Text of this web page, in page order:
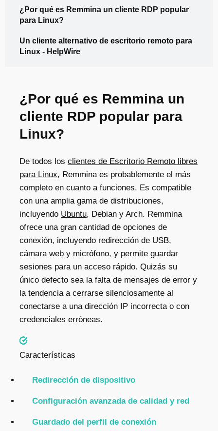
¿Por qué es Remmina un cliente RDP popular
para Linux?
Un cliente alternativo de escritorio remoto para
Linux - HelpWire
¿Por qué es Remmina un
cliente RDP popular para
Linux?
De todos los clientes de Escritorio Remoto libres
para Linux, Remmina es probablemente el más
completo en cuanto a funciones. Es compatible
con una amplia gama de distribuciones,
incluyendo Ubuntu, Debian y Arch. Remmina
ofrece una gran cantidad de opciones de
conexión, incluyendo redirección de USB,
cámara web y micrófono, y permite guardar
sesiones para un acceso rápido. Quizás su
único defecto sea la falta de mensajes de error y
la tendencia a cerrarse silenciosamente al
conectarse a una dirección IP incorrecta o con
credenciales erróneas.
Características
Redirección de dispositivo
Configuración avanzada de calidad y red
Guardado del perfil de conexión